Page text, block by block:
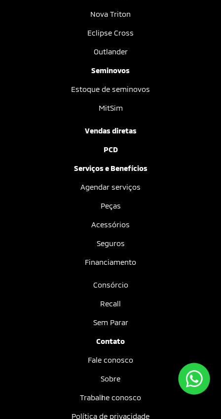
Nova Triton
Eclipse Cross
Outlander
Seminovos
Estoque de seminovos
MitSim
Vendas diretas
PCD
Serviços e Benefícios
Agendar serviços
Peças
Acessórios
Seguros
Financiamento
Consórcio
Recall
Sem Parar
Contato
Fale conosco
Sobre
Trabalhe conosco
Política de privacidade